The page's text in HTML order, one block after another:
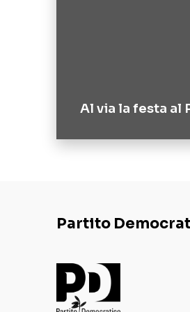
Al via la festa al
Partito